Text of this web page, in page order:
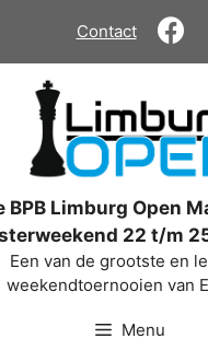
Contact
BPB Limburg Open
22 t/m
Een van de grootste en
weekendtoernooien van
Menu